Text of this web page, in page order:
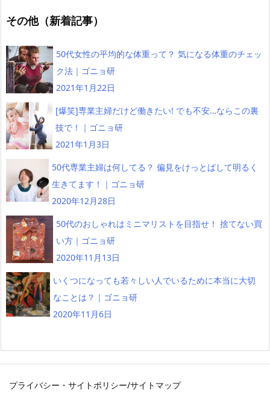
その他（新着記事）
50代女性の平均的な体重って？ 気になる体重のチェッ
ク法｜ゴニョ研
2021年1月22日
[爆笑]専業主婦だけど働きたい! でも不安…ならこの裏
技で！｜ゴニョ研
2021年1月3日
50代専業主婦は何してる？ 偏見をけっとばして明るく
生きてます！｜ゴニョ研
2020年12月28日
50代のおしゃれはミニマリストを目指せ！ 捨てない買
い方｜ゴニョ研
2020年11月13日
いくつになっても若々しい人でいるために本当に大切
なことは？｜ゴニョ研
2020年11月6日
プライバシー・サイトポリシー/サイトマップ